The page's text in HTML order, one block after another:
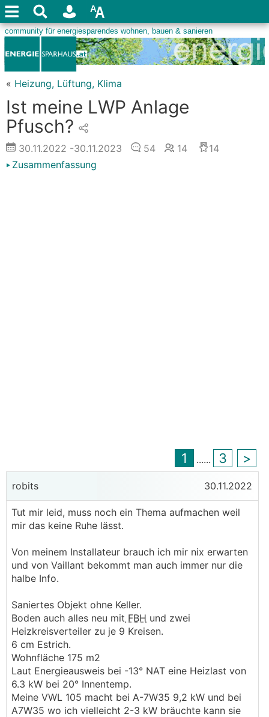
« Heizung, Lüftung, Klima
Ist meine LWP Anlage
Pfusch?
30.11.2022 -30.11.2023 54 14
14
Zusammenfassung
1 ...... 3 >
robits 30.11.2022
Tut mir leid, muss noch ein Thema aufmachen weil
mir das keine Ruhe lässt.
Von meinem Installateur brauch ich mir nix erwarten
und von Vaillant bekommt man auch immer nur die
halbe Info.
Saniertes Objekt ohne Keller.
Boden auch alles neu mit FBH und zwei
Heizkreisverteiler zu je 9 Kreisen.
6 cm Estrich.
Wohnfläche 175 m2
Laut Energieausweis bei -13° NAT eine Heizlast von
6.3 kW bei 20° Innentemp.
Meine VWL 105 macht bei A-7W35 9,2 kW und bei
A7W35 wo ich vielleicht 2-3 kW bräuchte kann sie